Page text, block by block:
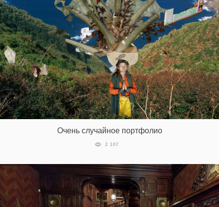
Очень случайное портфолио
2 107